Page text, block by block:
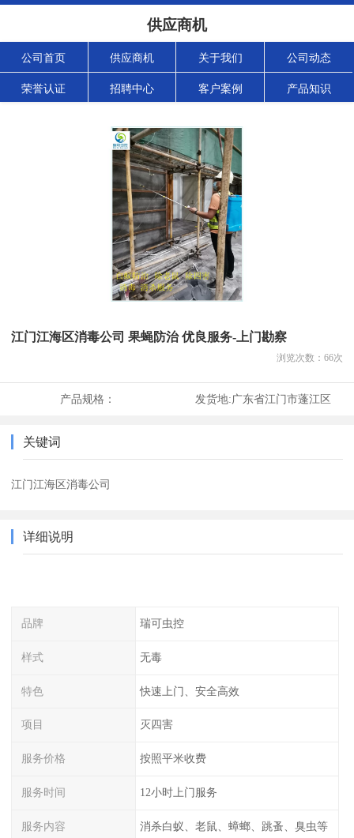
供应商机
公司首页 供应商机 关于我们 公司动态
荣誉认证 招聘中心 客户案例 产品知识
江门江海区消毒公司 果蝇防治 优良服务-上门勘察
浏览次数： 66次
产品规格： 发货地:广东省江门市蓬江区
关键词
江门江海区消毒公司
详细说明
品牌 瑞可虫控
样式 无毒
特色 快速上门、安全高效
项目 灭四害
服务价格 按照平米收费
服务时间 12小时上门服务
服务内容 消杀白蚁、老鼠、蟑螂、跳蚤、臭虫等